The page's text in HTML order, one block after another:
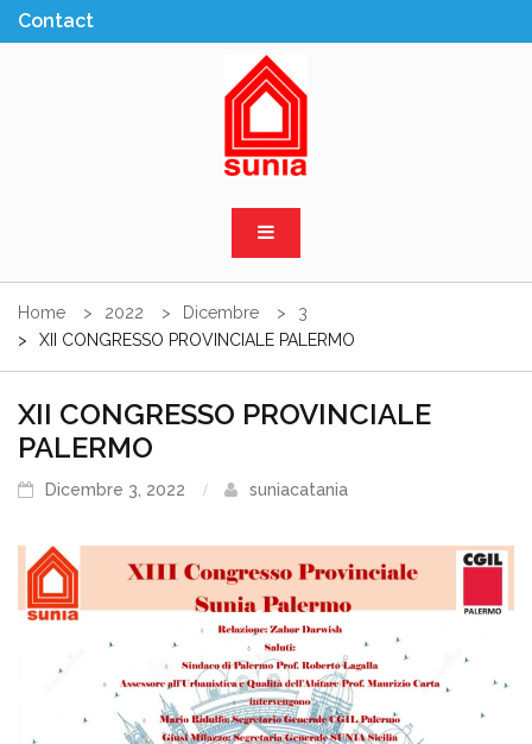
Skip
to
Home 2022 Dicembre
3
XII CONGRESSO PROVINCIALE PALERMO
XII CONGRESSO PROVINCIALE
PALERMO
Dicembre 3, 2022 suniacatania